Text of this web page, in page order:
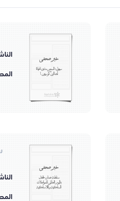
خبر صحفي
سيئول: السجن مدى الحياة
لنشالين كوريين!
خبر صحفي
سلطنة عمان تحتفل
باليوم العالمي للمواصلات
السلكية واللاسلكية